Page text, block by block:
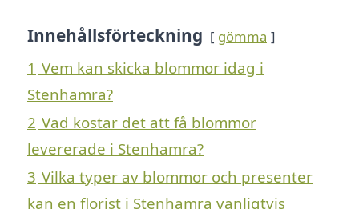
Innehållsförteckning gömma
1 Vem kan skicka blommor idag i
Stenhamra?
2 Vad kostar det att få blommor
levererade i Stenhamra?
3 Vilka typer av blommor och presenter
kan en florist i Stenhamra vanligtvis